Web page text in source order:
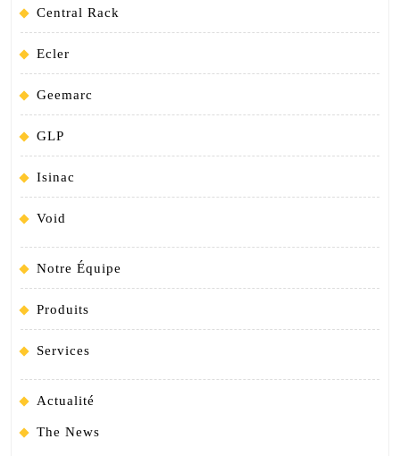
Central Rack
Ecler
Geemarc
GLP
Isinac
Void
Notre Équipe
Produits
Services
Actualité
The News